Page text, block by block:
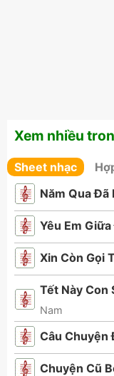
Xem nhiều
Sheet nhạc
Năm Qua Đã
Yêu Em
Xin Còn Gọi
Tết Này Con
Nam
Câu Chuyện
Chuyện Cũ